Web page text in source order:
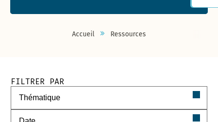
Accueil Ressources
Filtres de recherche des documents
FILTRER PAR
Filtrer par thématique
Filtrer par date